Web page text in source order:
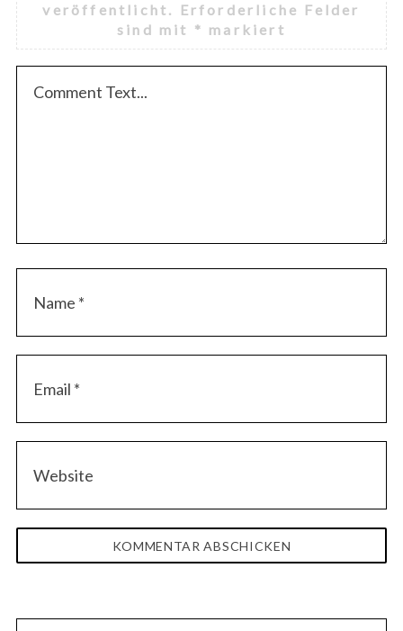
veröffentlicht.
Erforderliche Felder
sind mit * markiert